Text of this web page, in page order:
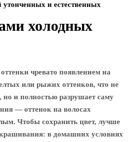
и естественных
холодных
чревато появлением на
или рыжих оттенков, что не
но и полностью разрушает саму
— оттенок на волосах
Чтобы сохранить цвет, лучше
в домашних условиях